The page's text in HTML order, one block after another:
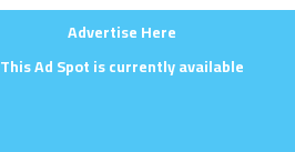
Advertise Here
This Ad Spot is currently available